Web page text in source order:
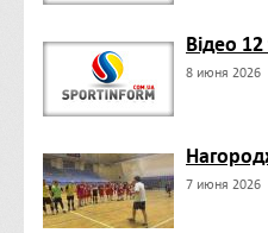
Відео
8 июня 2026
7 июня 2026